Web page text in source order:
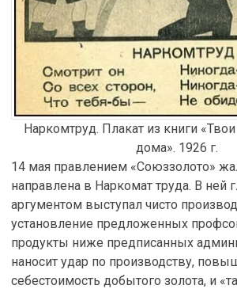
Наркомтруд. Плакат из книги
дома». 1926 г.
14 мая правлением «Союззолото»
направлена в Наркомат труда. В ней
аргументом выступал чисто
установление предложенных
продукты ниже предписанных
наносит удар по производству,
себестоимость добытого золота, и